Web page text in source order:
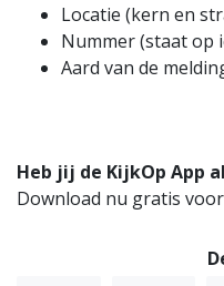
Locatie (kern en
Nummer (staat op
Aard van de
Heb jij de KijkOp App
Download nu gratis voor